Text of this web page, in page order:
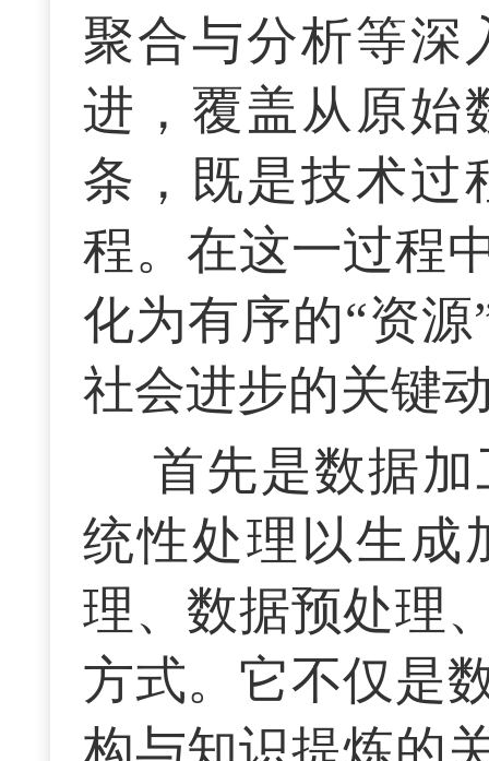
聚合与分析等深
进，覆盖从原始
条，既是技术过
程。在这一过程
化为有序的“资
社会进步的关键
首先是数据
统性处理以生成
理、数据预处理
方式。它不仅是